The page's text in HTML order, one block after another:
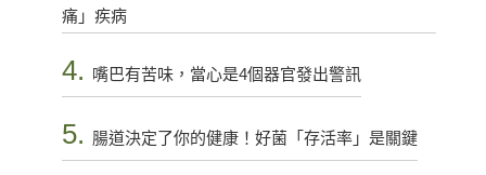
痛」疾病
4. 嘴巴有苦味，當心是4個器官發出警訊
5. 腸道決定了你的健康！好菌「存活率」是關鍵